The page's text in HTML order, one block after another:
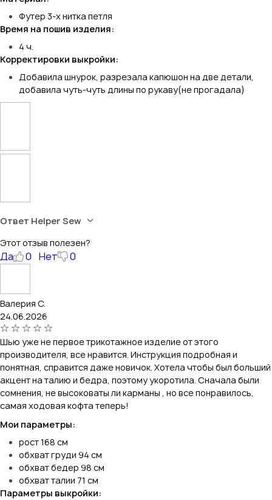
Футер 3-х нитка петля
Время на пошив изделия:
4 ч.
Корректировки выкройки:
Добавила шнурок, разрезала капюшон на две детали,
добавила чуть-чуть длины по рукаву(не прогадала)
Ответ Helper Sew
Этот отзыв полезен?
Да 0 Нет 0
Валерия С.
24.06.2026
Шью уже не первое трикотажное изделие от этого
производителя, все нравится. Инструкция подробная и
понятная, справится даже новичок. Хотела чтобы был больший
акцент на талию и бедра, поэтому укоротила. Сначала были
сомнения, не высоковаты ли карманы , но все понравилось,
самая ходовая кофта теперь!
Мои параметры:
рост 168 см
обхват груди 94 см
обхват бедер 98 см
обхват талии 71 см
Параметры выкройки: